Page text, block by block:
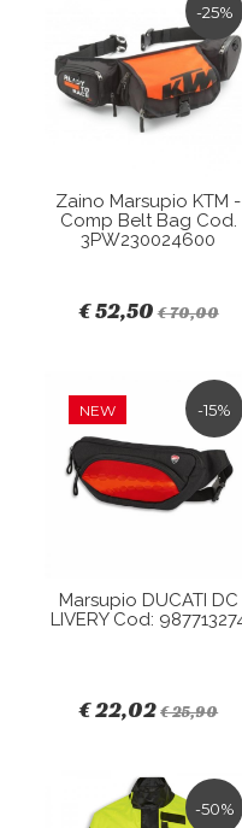
-25%
Zaino Marsupio KTM -
Comp Belt Bag Cod.
3PW230024600
€ 52,50€ 70,00
-15%
NEW
Marsupio DUCATI DC
LIVERY Cod:
€ 22,02€ 25,90
-50%